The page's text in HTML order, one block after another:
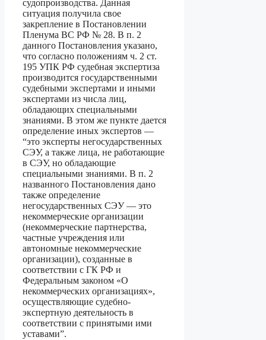
судопроизводства. Данная
ситуация получила свое
закрепление в Постановлении
Пленума ВС РФ № 28. В п. 2
данного Постановления указано,
что согласно положениям ч. 2 ст.
195 УПК РФ судебная экспертиза
производится государственными
судебными экспертами и иными
экспертами из числа лиц,
обладающих специальными
знаниями. В этом же пункте дается
определение иных экспертов —
“это эксперты негосударственных
СЭУ, а также лица, не работающие
в СЭУ, но обладающие
специальными знаниями. В п. 2
названного Постановления дано
также определение
негосударственных СЭУ — это
некоммерческие организации
(некоммерческие партнерства,
частные учреждения или
автономные некоммерческие
организации), созданные в
соответствии с ГК РФ и
Федеральным законом «О
некоммерческих организациях»,
осуществляющие судебно-
экспертную деятельность в
соответствии с принятыми ими
уставами”.